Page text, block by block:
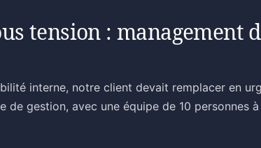
tension : management
interne, notre client devait remplacer en
de gestion, avec une équipe de 10 personnes